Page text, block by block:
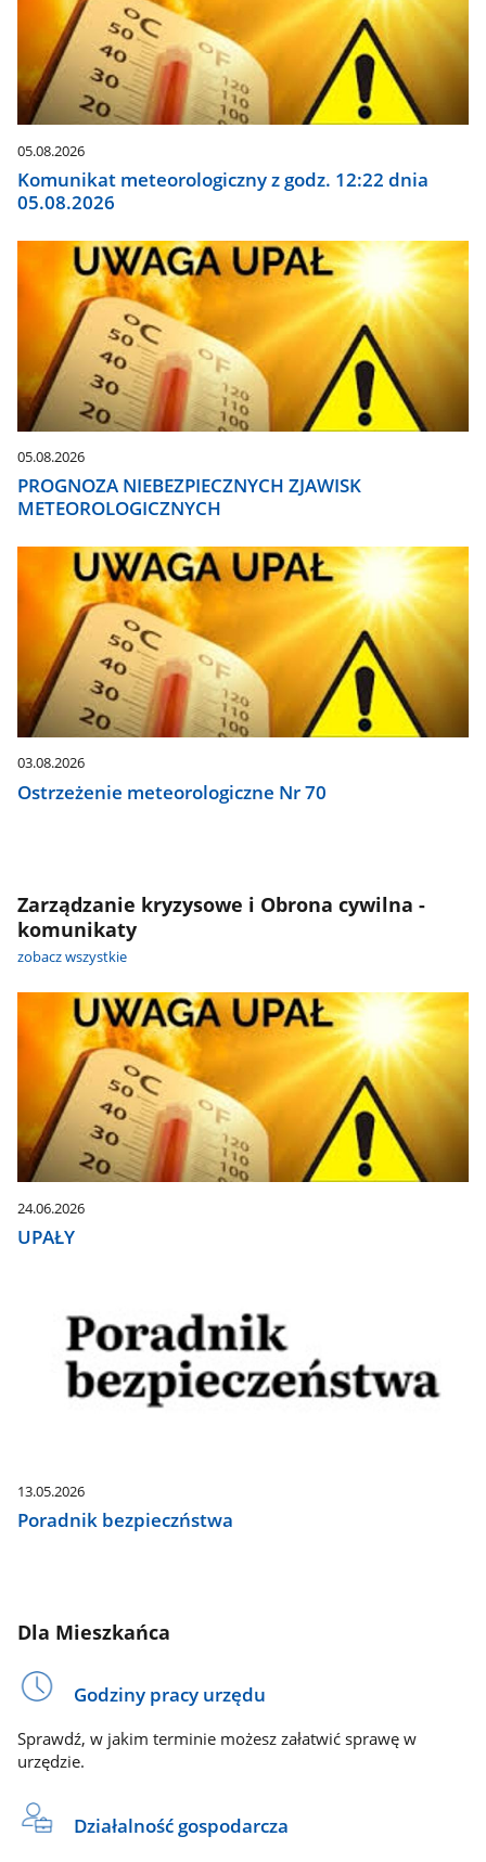
05.08.2026
Komunikat meteorologiczny z godz. 12:22 dnia
05.08.2026
05.08.2026
PROGNOZA NIEBEZPIECZNYCH ZJAWISK
METEOROLOGICZNYCH
03.08.2026
Ostrzeżenie meteorologiczne Nr 70
Zarządzanie kryzysowe i Obrona cywilna -
komunikaty
zobacz wszystkie
24.06.2026
UPAŁY
13.05.2026
Poradnik bezpieczństwa
Dla Mieszkańca
Godziny pracy urzędu
Sprawdź, w jakim terminie możesz załatwić sprawę w
urzędzie.
Działalność gospodarcza